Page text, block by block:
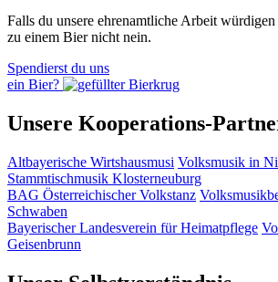
Falls du unsere ehrenamtliche Arbeit
zu einem Bier nicht nein.
Spendierst du uns
ein Bier?
Unsere Kooperations-
Altbayerische Wirtshausmusi Volksmusik in
Stammtischmusik Klosterneuburg
BAG Österreichischer Volkstanz
Schwaben
Bayerischer Landesverein für Heimatpflege
Geisenbrunn